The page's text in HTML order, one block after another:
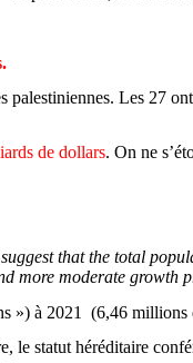
palestiniennes. Les 27
de dollars. On ne
suggest thatthe total
more moderate growth
») à 2021
(6,46 millions
le statut héréditaire